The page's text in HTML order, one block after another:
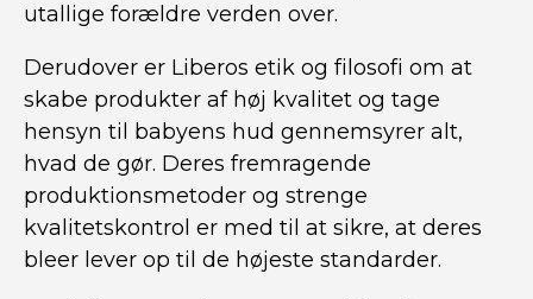
utallige forældre verden over.
Derudover er Liberos etik og filosofi om at
skabe produkter af høj kvalitet og tage
hensyn til babyens hud gennemsyrer alt,
hvad de gør. Deres fremragende
produktionsmetoder og strenge
kvalitetskontrol er med til at sikre, at deres
bleer lever op til de højeste standarder.